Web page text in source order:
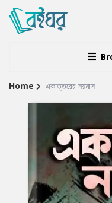
Site
Home একাত্তরের নয়মাস